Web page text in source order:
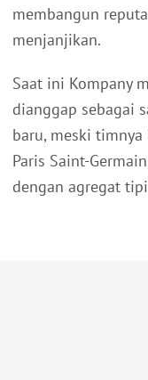
membangun
menjanjikan.
Saat ini Kompany
dianggap sebagai
baru, meski
Paris Saint-
dengan agregat